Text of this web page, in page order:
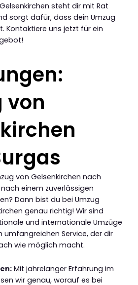
steht dir mit Rat
sorgt dafür, dass dein Umzug
Kontaktiere uns jetzt für ein
von
von Gelsenkirchen nach
einem zuverlässigen
Dann bist du bei Umzug
genau richtig! Wir sind
und internationale Umzüge
umfangreichen Service, der dir
wie möglich macht.
Mit jahrelanger Erfahrung im
wir genau, worauf es bei